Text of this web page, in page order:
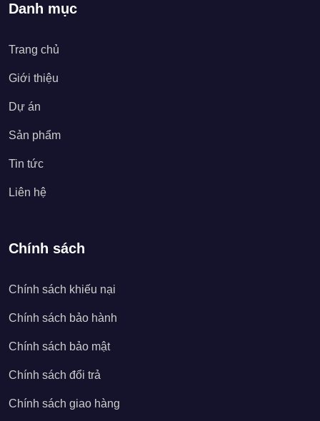
Danh mục
Trang chủ
Giới thiệu
Dự án
Sản phẩm
Tin tức
Liên hệ
Chính sách
Chính sách khiếu nại
Chính sách bảo hành
Chính sách bảo mật
Chính sách đổi trả
Chính sách giao hàng